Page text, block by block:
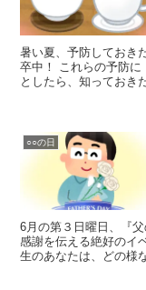
暑い夏、予防しておき
卒中！ これらの予防に
としたら、知っておき
○○の日
6月の第３日曜日、『
感謝を伝える絶好のイ
生のあなたは、どの様